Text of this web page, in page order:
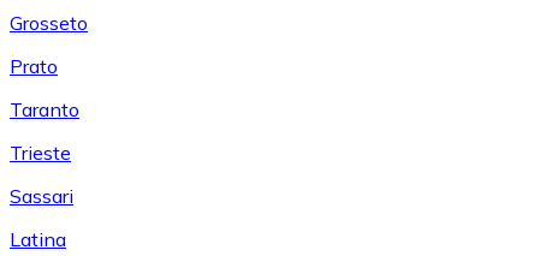
Grosseto
Prato
Taranto
Trieste
Sassari
Latina